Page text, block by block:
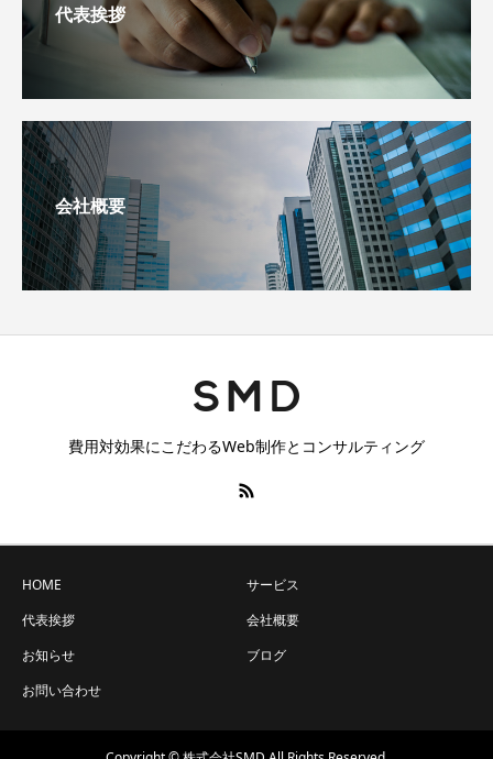
代表挨拶
会社概要
費用対効果にこだわるWeb制作とコンサルティング
HOME
サービス
代表挨拶
会社概要
お知らせ
ブログ
お問い合わせ